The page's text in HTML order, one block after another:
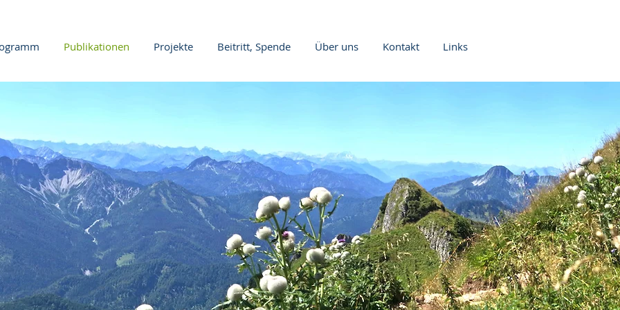
Publikationen Projekte Beitritt, Spende Über uns Kontakt Links